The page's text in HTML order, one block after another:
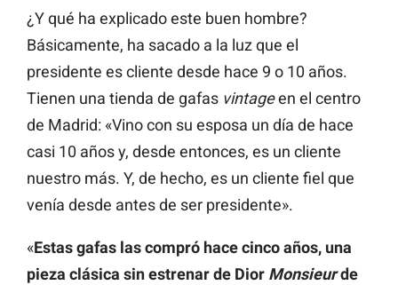
¿Y qué ha explicado este buen hombre?
Básicamente, ha sacado a la luz que el
presidente es cliente desde hace 9 o 10 años.
Tienen una tienda de gafas vintageen el centro
de Madrid: «Vino con su esposa un día de hace
casi 10 años y, desde entonces, es un cliente
nuestro más. Y, de hecho, es un cliente fiel que
venía desde antes de ser presidente».
«Estas gafas las compró hace cinco años, una
pieza clásica sin estrenar de Dior Monsieurde